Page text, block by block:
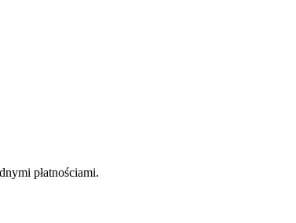
płatnościami.